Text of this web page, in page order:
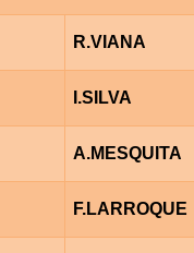
R.VIANA
I.SILVA
A.MESQUITA
F.LARROQUE